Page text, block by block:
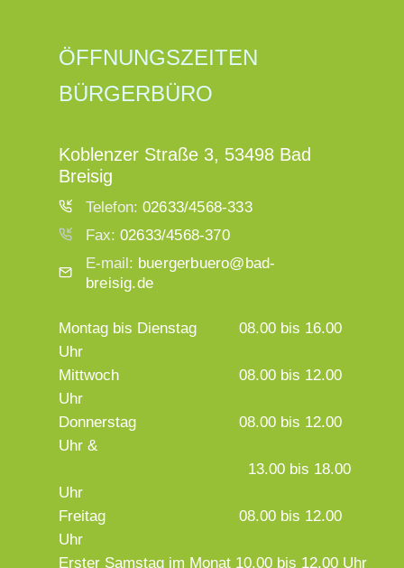
ÖFFNUNGSZEITEN
BÜRGERBÜRO
Koblenzer Straße 3, 53498 Bad
Breisig
Telefon: 02633/4568-333
Fax: 02633/4568-370
E-mail: buergerbuero@bad-
breisig.de
Montag bis Dienstag
08.00 bis 16.00
Uhr
Mittwoch
08.00 bis 12.00
Uhr
Donnerstag
08.00 bis 12.00
Uhr &
13.00 bis 18.00
Uhr
Freitag
08.00 bis 12.00
Uhr
Erster Samstag im Monat 10.00 bis 12.00 Uhr